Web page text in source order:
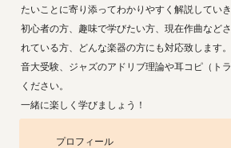
たいことに寄り添ってわかりやすく解説していき
初心者の方、趣味で学びたい方、現在作曲など
れている方、どんな楽器の方にも対応致します。
音大受験、ジャズのアドリブ理論や耳コピ（ト
ください。
一緒に楽しく学びましょう！
プロフィール